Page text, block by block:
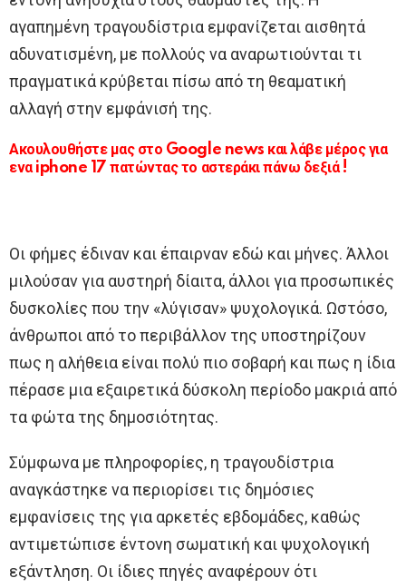
αγαπημένη τραγουδίστρια εμφανίζεται αισθητά
αδυνατισμένη, με πολλούς να αναρωτιούνται τι
πραγματικά κρύβεται πίσω από τη θεαματική
αλλαγή στην εμφάνισή της.
Ακουλουθήστε μας στο Google news και λάβε μέρος για
ενα iphone 17 πατώντας το αστεράκι πάνω δεξιά !
Οι φήμες έδιναν και έπαιρναν εδώ και μήνες. Άλλοι
μιλούσαν για αυστηρή δίαιτα, άλλοι για προσωπικές
δυσκολίες που την «λύγισαν» ψυχολογικά. Ωστόσο,
άνθρωποι από το περιβάλλον της υποστηρίζουν
πως η αλήθεια είναι πολύ πιο σοβαρή και πως η ίδια
πέρασε μια εξαιρετικά δύσκολη περίοδο μακριά από
τα φώτα της δημοσιότητας.
Σύμφωνα με πληροφορίες, η τραγουδίστρια
αναγκάστηκε να περιορίσει τις δημόσιες
εμφανίσεις της για αρκετές εβδομάδες, καθώς
αντιμετώπισε έντονη σωματική και ψυχολογική
εξάντληση. Οι ίδιες πηγές αναφέρουν ότι